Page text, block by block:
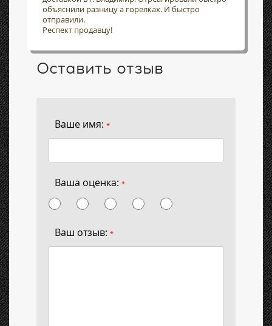
объяснили разницу а горелках. И быстро
отправили.
Респект продавцу!
Оставить отзыв
Ваше имя: *
Ваша оценка: *
Ваш отзыв: *